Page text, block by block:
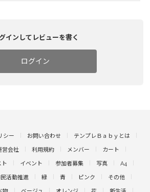
インしてレビューを書く
ログイン
シー お問い合わせ テンプレＢａｂｙとは
営会社 利用規約 メンバー カート
ト イベント 参加者募集 写真 A4
活動推進 緑 青 ピンク その他